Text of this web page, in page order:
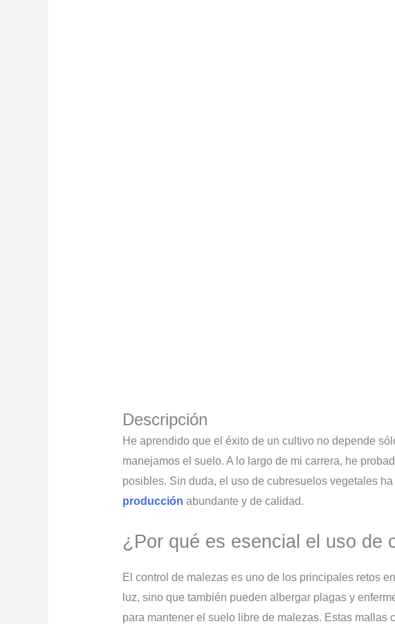
Descripción
He aprendido que el éxito de un cultivo no depende
manejamos el suelo. A lo largo de mi carrera, he
posibles. Sin duda, el uso de cubresuelos vegetales
producción abundante y de calidad.
¿Por qué es esencial el uso de
El control de malezas es uno de los principales retos
luz, sino que también pueden albergar plagas y
para mantener el suelo libre de malezas. Estas